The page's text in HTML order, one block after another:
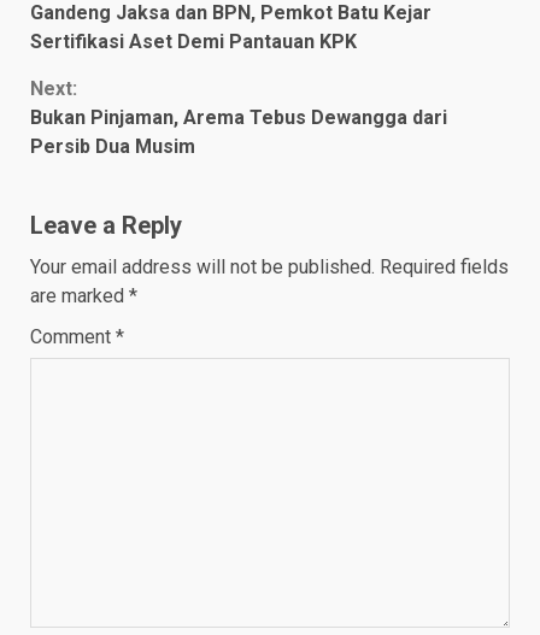
Reading
Gandeng Jaksa dan BPN, Pemkot Batu Kejar
Sertifikasi Aset Demi Pantauan KPK
Next:
Bukan Pinjaman, Arema Tebus Dewangga dari
Persib Dua Musim
Leave a Reply
Your email address will not be published. Required fields
are marked *
Comment *